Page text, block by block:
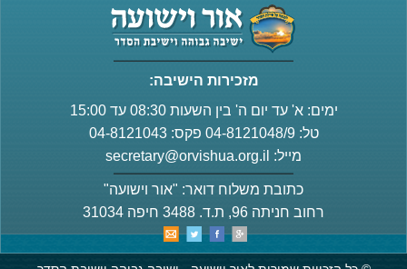
מזכירות הישיבה:
ימים: א' עד יום ה' בין השעות 08:30 עד 15:00
טל: 04-8121048/9 פקס: 04-8121043
מייל: secretary@orvishua.org.il
כתובת משלוח דואר: "אור וישועה"
רחוב חניתה 96, ת.ד. 3488 חיפה 31034